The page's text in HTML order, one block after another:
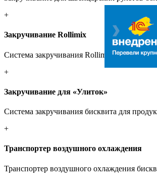
+
Закручивание Rollimix
Система закручивания Rollimix с
+
Закручивание для «Улиток»
Система закручивания бисквита для
+
Транспортер воздушного охлаждения
Транспортер воздушного охлаждения